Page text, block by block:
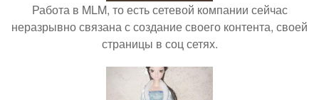
Работа в MLM, то есть сетевой компании сейчас
неразрывно связана с создание своего контента, своей
страницы в соц сетях.